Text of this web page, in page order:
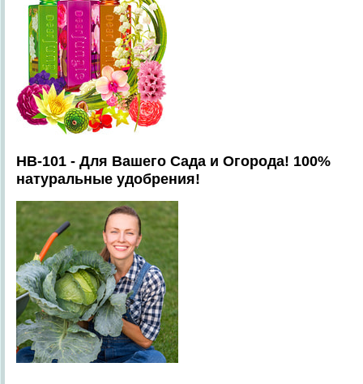
HB-101 - Для Вашего Сада и Огорода! 100%
натуральные удобрения!